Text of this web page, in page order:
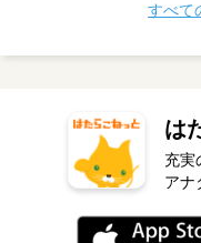
NDSキャリア株式
愛知県の女性が
パーソルテンプス
にキニナルを送り
パーソルテンプス
すべて
は
充実
アナ